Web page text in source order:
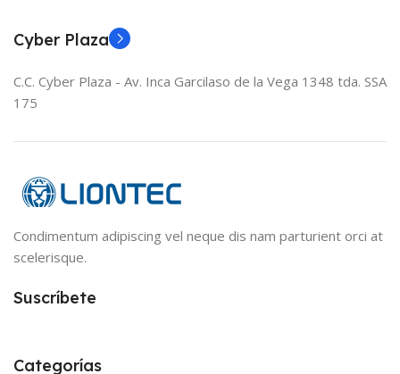
Cyber Plaza
C.C. Cyber Plaza - Av. Inca Garcilaso de la Vega 1348 tda. SSA
175
Condimentum adipiscing vel neque dis nam parturient orci at
scelerisque.
Suscríbete
Categorías